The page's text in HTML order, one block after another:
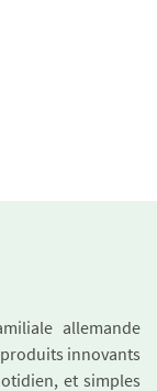
allemande
innovants
et simples